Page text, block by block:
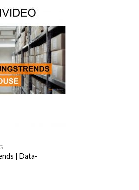
Auf die
Wunschliste
| Data-